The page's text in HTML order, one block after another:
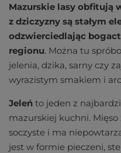
Mazurskie lasy obfitują
z dziczyzny są stałym
odzwierciedlając
regionu. Można tu
jelenia, dzika, sarny czy
wyrazistym smakiem i
Jeleń to jeden z
mazurskiej kuchni.
soczyste i ma
jest w formie pieczeni,